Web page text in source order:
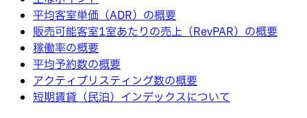
平均客室単価（ADR）の概要
販売可能客室1室あたりの売上（RevPAR）の概要
稼働率の概要
平均予約数の概要
アクティブリスティング数の概要
短期賃貸（民泊）インデックスについて